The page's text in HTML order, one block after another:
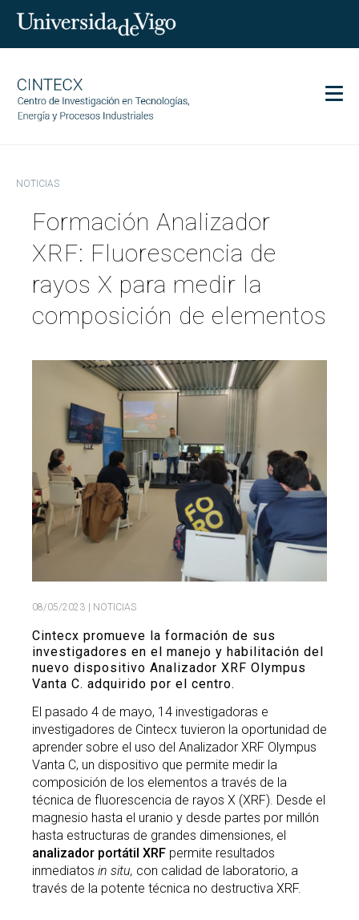
Investigación
Transferencia
Servicios
Comunicación
Igualdad
EN Search
BuscarBUSCAR
TwitterInstagramYoutubeLinkedin
NOTICIAS
Formación Analizador
XRF: Fluorescencia de
rayos X para medir la
composición de elementos
08/05/2023 | NOTICIAS
Cintecx promueve la formación de sus
investigadores en el manejo y habilitación del
nuevo dispositivo Analizador XRF Olympus
Vanta C. adquirido por el centro.
El pasado 4 de mayo, 14 investigadoras e
investigadores de Cintecx tuvieron la oportunidad de
aprender sobre el uso del Analizador XRF Olympus
Vanta C, un dispositivo que permite medir la
composición de los elementos a través de la
técnica de fluorescencia de rayos X (XRF). Desde el
magnesio hasta el uranio y desde partes por millón
hasta estructuras de grandes dimensiones, el
analizador portátil XRF permite resultados
inmediatos in situ, con calidad de laboratorio, a
través de la potente técnica no destructiva XRF.